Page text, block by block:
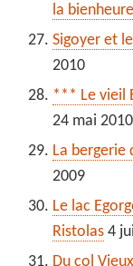
la
Sigoyer et
2010
*** Le vieil
24 mai 2010
La bergerie
2009
Le lac
Ristolas 4
Du col